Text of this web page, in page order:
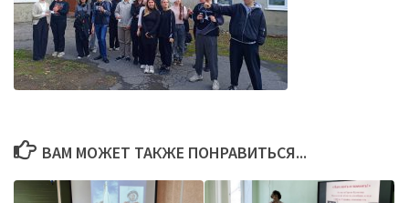
ВАМ МОЖЕТ ТАКЖЕ ПОНРАВИТЬСЯ...